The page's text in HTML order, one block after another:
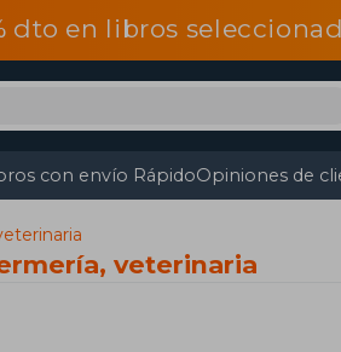
dto en libros
con envío RápidoOpiniones de
veterinaria